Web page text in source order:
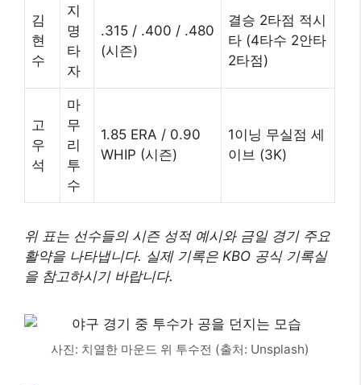
김
현
수
지
명
타
자
.315 / .400 / .480
(시즌)
결승 2타점 적시
타 (4타수 2안타
2타점)
고
우
석
마
무
리
투
수
1.85 ERA / 0.90
WHIP (시즌)
1이닝 무실점 세
이브 (3K)
위 표는 선수들의 시즌 성적 예시와 금일 경기 주요
활약을 나타냅니다. 실제 기록은 KBO 공식 기록실
을 참고하시기 바랍니다.
사진: 치열한 마운드 위 투수전 (출처: Unsplash)